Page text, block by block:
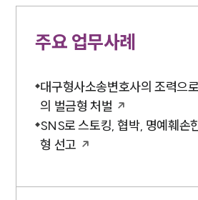
주요 업무사례
대구형사소송변호사의 조력으
의 벌금형 처벌
SNS로 스토킹, 협박, 명예훼손
형 선고